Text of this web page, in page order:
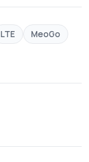
LTE
MeoGo